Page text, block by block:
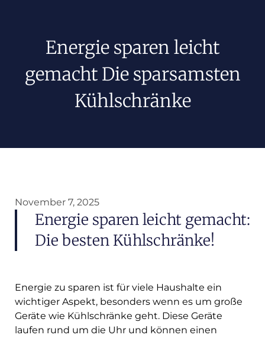
Energie sparen leicht
gemacht Die sparsamsten
Kühlschränke
November 7, 2025
Energie sparen leicht gemacht:
Die besten Kühlschränke!
Energie zu sparen ist für viele Haushalte ein
wichtiger Aspekt, besonders wenn es um große
Geräte wie Kühlschränke geht. Diese Geräte
laufen rund um die Uhr und können einen